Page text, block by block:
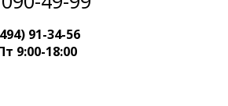
91-34-56
9:00-18:00